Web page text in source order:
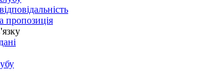
пропозиція